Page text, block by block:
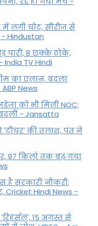
लगी चोट, सीरीज से
Hindustan
पारी, 8 छक्के ठोके,
TV Hindi
का एलान, बदला
News
को भी मिली NOC;
- Jansatta
की तलाश, पंत ने
97 किलो तक बढ़ गया
है सरकारी नौकरी;
Hindi News -
15 अगस्त से